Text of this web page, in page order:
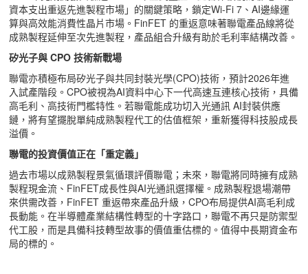
資本支出重返先進製程市場」的關鍵策略，鎖定Wi-Fi 7、AI邊緣運
算與高效能消費性晶片市場。FinFET 的重返意味著聯電產品線將從
成熟製程延伸至次先進製程，產品組合升級有助於毛利率結構改善。
矽光子與 CPO技術新戰場
聯電亦積極布局矽光子與共同封裝光學(CPO)技術，預計2026年進
入試產階段。CPO被視為AI資料中心下一代高速互連核心技術，具備
高毛利、高技術門檻特性。若聯電能成功切入光通訊 AI封裝供應
鏈，將有望擺脫單純成熟製程代工的估值框架，重新獲得科技股成長
溢價。
聯電的投資價值正在「重定義」
過去市場以成熟製程景氣循環評價聯電；未來，聯電將同時擁有成熟
製程現金流、FinFET成長性與AI光通訊選擇權。成熟製程退場潮帶
來供需改善，FinFET 重返帶來產品升級，CPO布局提供AI高毛利成
長動能。在半導體產業結構性轉型的十字路口，聯電不再只是防禦型
代工股，而是具備科技轉型故事的價值重估標的。值得中長期資金布
局的標的。